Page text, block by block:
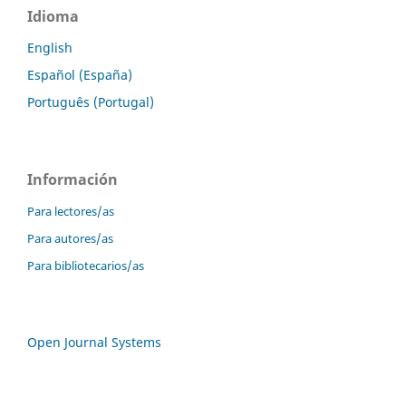
Idioma
English
Español (España)
Português (Portugal)
Información
Para lectores/as
Para autores/as
Para bibliotecarios/as
Open Journal Systems